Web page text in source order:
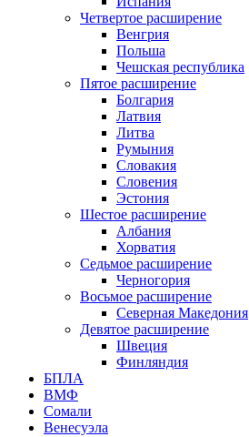
Четвертое расширение
Венгрия
Польша
Чешская республика
Пятое расширение
Болгария
Латвия
Литва
Румыния
Словакия
Словения
Эстония
Шестое расширение
Албания
Хорватия
Седьмое расширение
Черногория
Восьмое расширение
Северная Македония
Девятое расширение
Швеция
Финляндия
БПЛА
ВМФ
Сомали
Венесуэла